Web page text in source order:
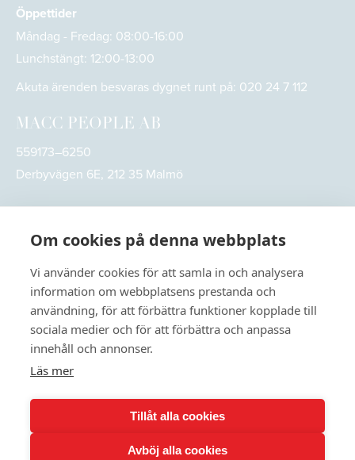
Öppettider
Måndag - Fredag: 08:00-16:00
Lunchstängt: 12:00-13:00
Akuta ärenden besvaras dygnet runt på: 020 24 7 112
MACC PEOPLE AB
559173–6250
Derbyvägen 6E, 212 35 Malmö
MACC People. All rights reserved
Kvalitets- miljö och arbetsmiljöpolicy
Personuppgiftspolicy
Om cookies på denna webbplats
Vi använder cookies för att samla in och analysera
information om webbplatsens prestanda och
användning, för att förbättra funktioner kopplade till
sociala medier och för att förbättra och anpassa
innehåll och annonser.
Läs mer
Tillåt alla cookies
Avböj alla cookies